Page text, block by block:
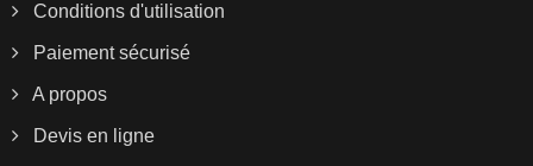
Conditions d'utilisation
Paiement sécurisé
A propos
Devis en ligne